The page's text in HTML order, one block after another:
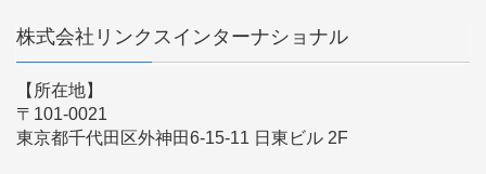
株式会社リンクスインターナショナル
【所在地】
〒101-0021
東京都千代田区外神田6-15-11 日東ビル 2F